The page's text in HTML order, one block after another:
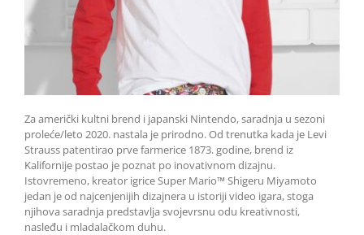
Za američki kultni brend i japanski Nintendo, saradnja u sezoni
proleće/leto 2020. nastala je prirodno. Od trenutka kada je Levi
Strauss patentirao prve farmerice 1873. godine, brend iz
Kalifornije postao je poznat po inovativnom dizajnu.
Istovremeno, kreator igrice Super Mario™ Shigeru Miyamoto
jedan je od najcenjenijih dizajnera u istoriji video igara, stoga
njihova saradnja predstavlja svojevrsnu odu kreativnosti,
nasleđu i mladalačkom duhu.